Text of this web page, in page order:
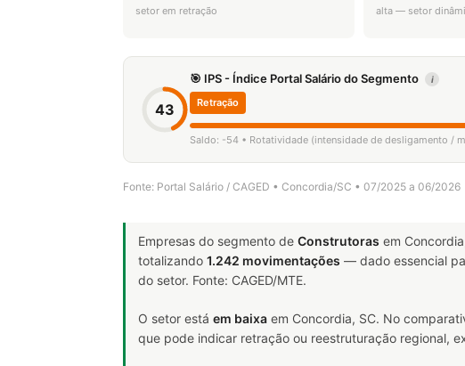
setor em retração alta — setor
43
🎯 IPS - Índice Portal Salário do Segmento i
Retração
Saldo: -54 • Rotatividade (intensidade de desligamento /
Fonte: Portal Salário / CAGED • Concordia/SC • 07/2025 a 06/2026
Empresas do segmento de Construtoras em
totalizando 1.242 movimentações — dado essencial
do setor. Fonte: CAGED/MTE.
O setor está em baixa em Concordia, SC. No
que pode indicar retração ou reestruturação regional,